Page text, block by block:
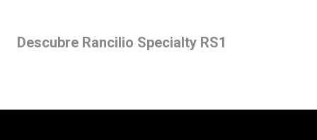
Descubre Rancilio Specialty RS1